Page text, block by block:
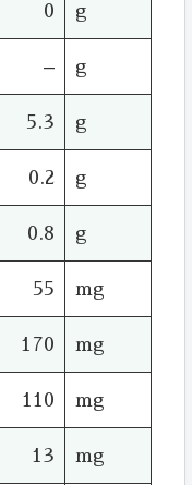
0 g
– g
5.3 g
0.2 g
0.8 g
55 mg
170 mg
110 mg
13 mg